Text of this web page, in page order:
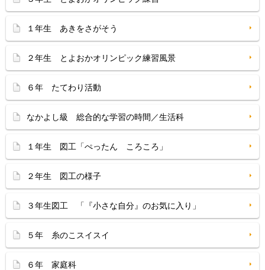
１年生 あきをさがそう
２年生 とよおかオリンピック練習風景
６年 たてわり活動
なかよし級 総合的な学習の時間／生活科
１年生 図工「ぺったん ころころ」
２年生 図工の様子
３年生図工 「『小さな自分』のお気に入り」
５年 糸のこスイスイ
６年 家庭科